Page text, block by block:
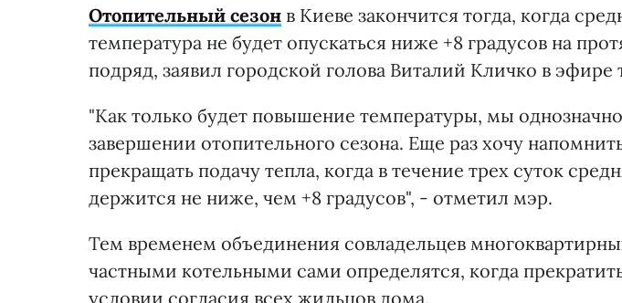
Отопительный сезон в Киеве закончится тогда, когда
температура не будет опускаться ниже +8 градусов на
подряд, заявил городской голова Виталий Кличко в эфире
"Как только будет повышение температуры, мы
завершении отопительного сезона. Еще раз хочу
прекращать подачу тепла, когда в течение трех суток
держится не ниже, чем +8 градусов", - отметил мэр.
Тем временем объединения совладельцев
частными котельными сами определятся, когда
условии согласия всех жильцов дома.